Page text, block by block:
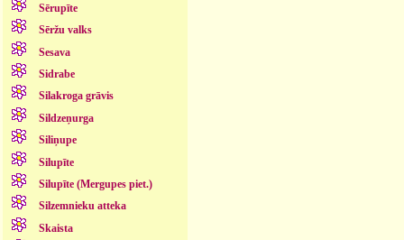
Sērupīte
Sēržu valks
Sesava
Sidrabe
Silakroga grāvis
Sildzeņurga
Siliņupe
Silupīte
Silupīte (Mergupes piet.)
Silzemnieku atteka
Skaista